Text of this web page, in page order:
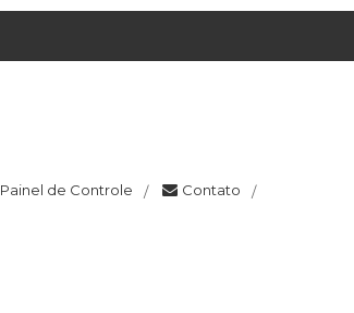
Painel de Controle / Contato /